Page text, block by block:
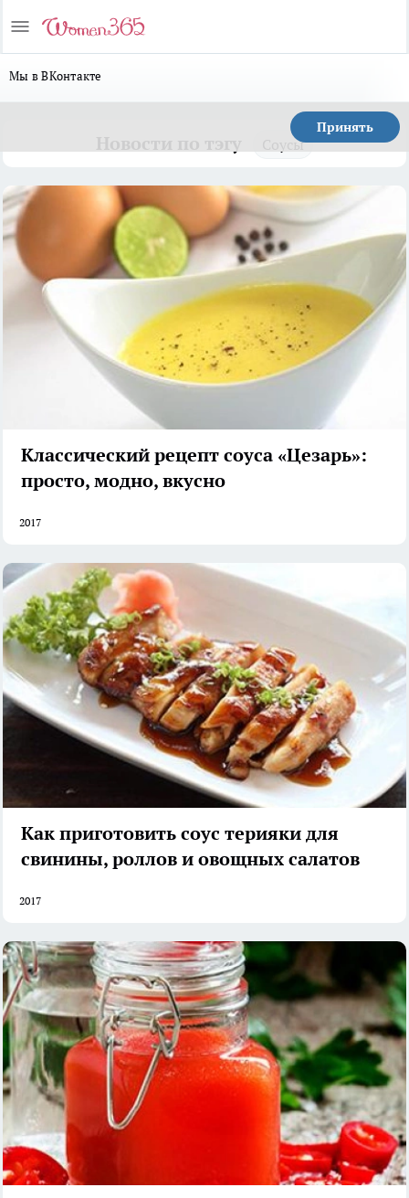
Мы в ВКонтакте
Принять
Соусы
Классический рецепт соуса «Цезарь»:
просто, модно, вкусно
2017
Как приготовить соус терияки для
свинины, роллов и овощных салатов
2017